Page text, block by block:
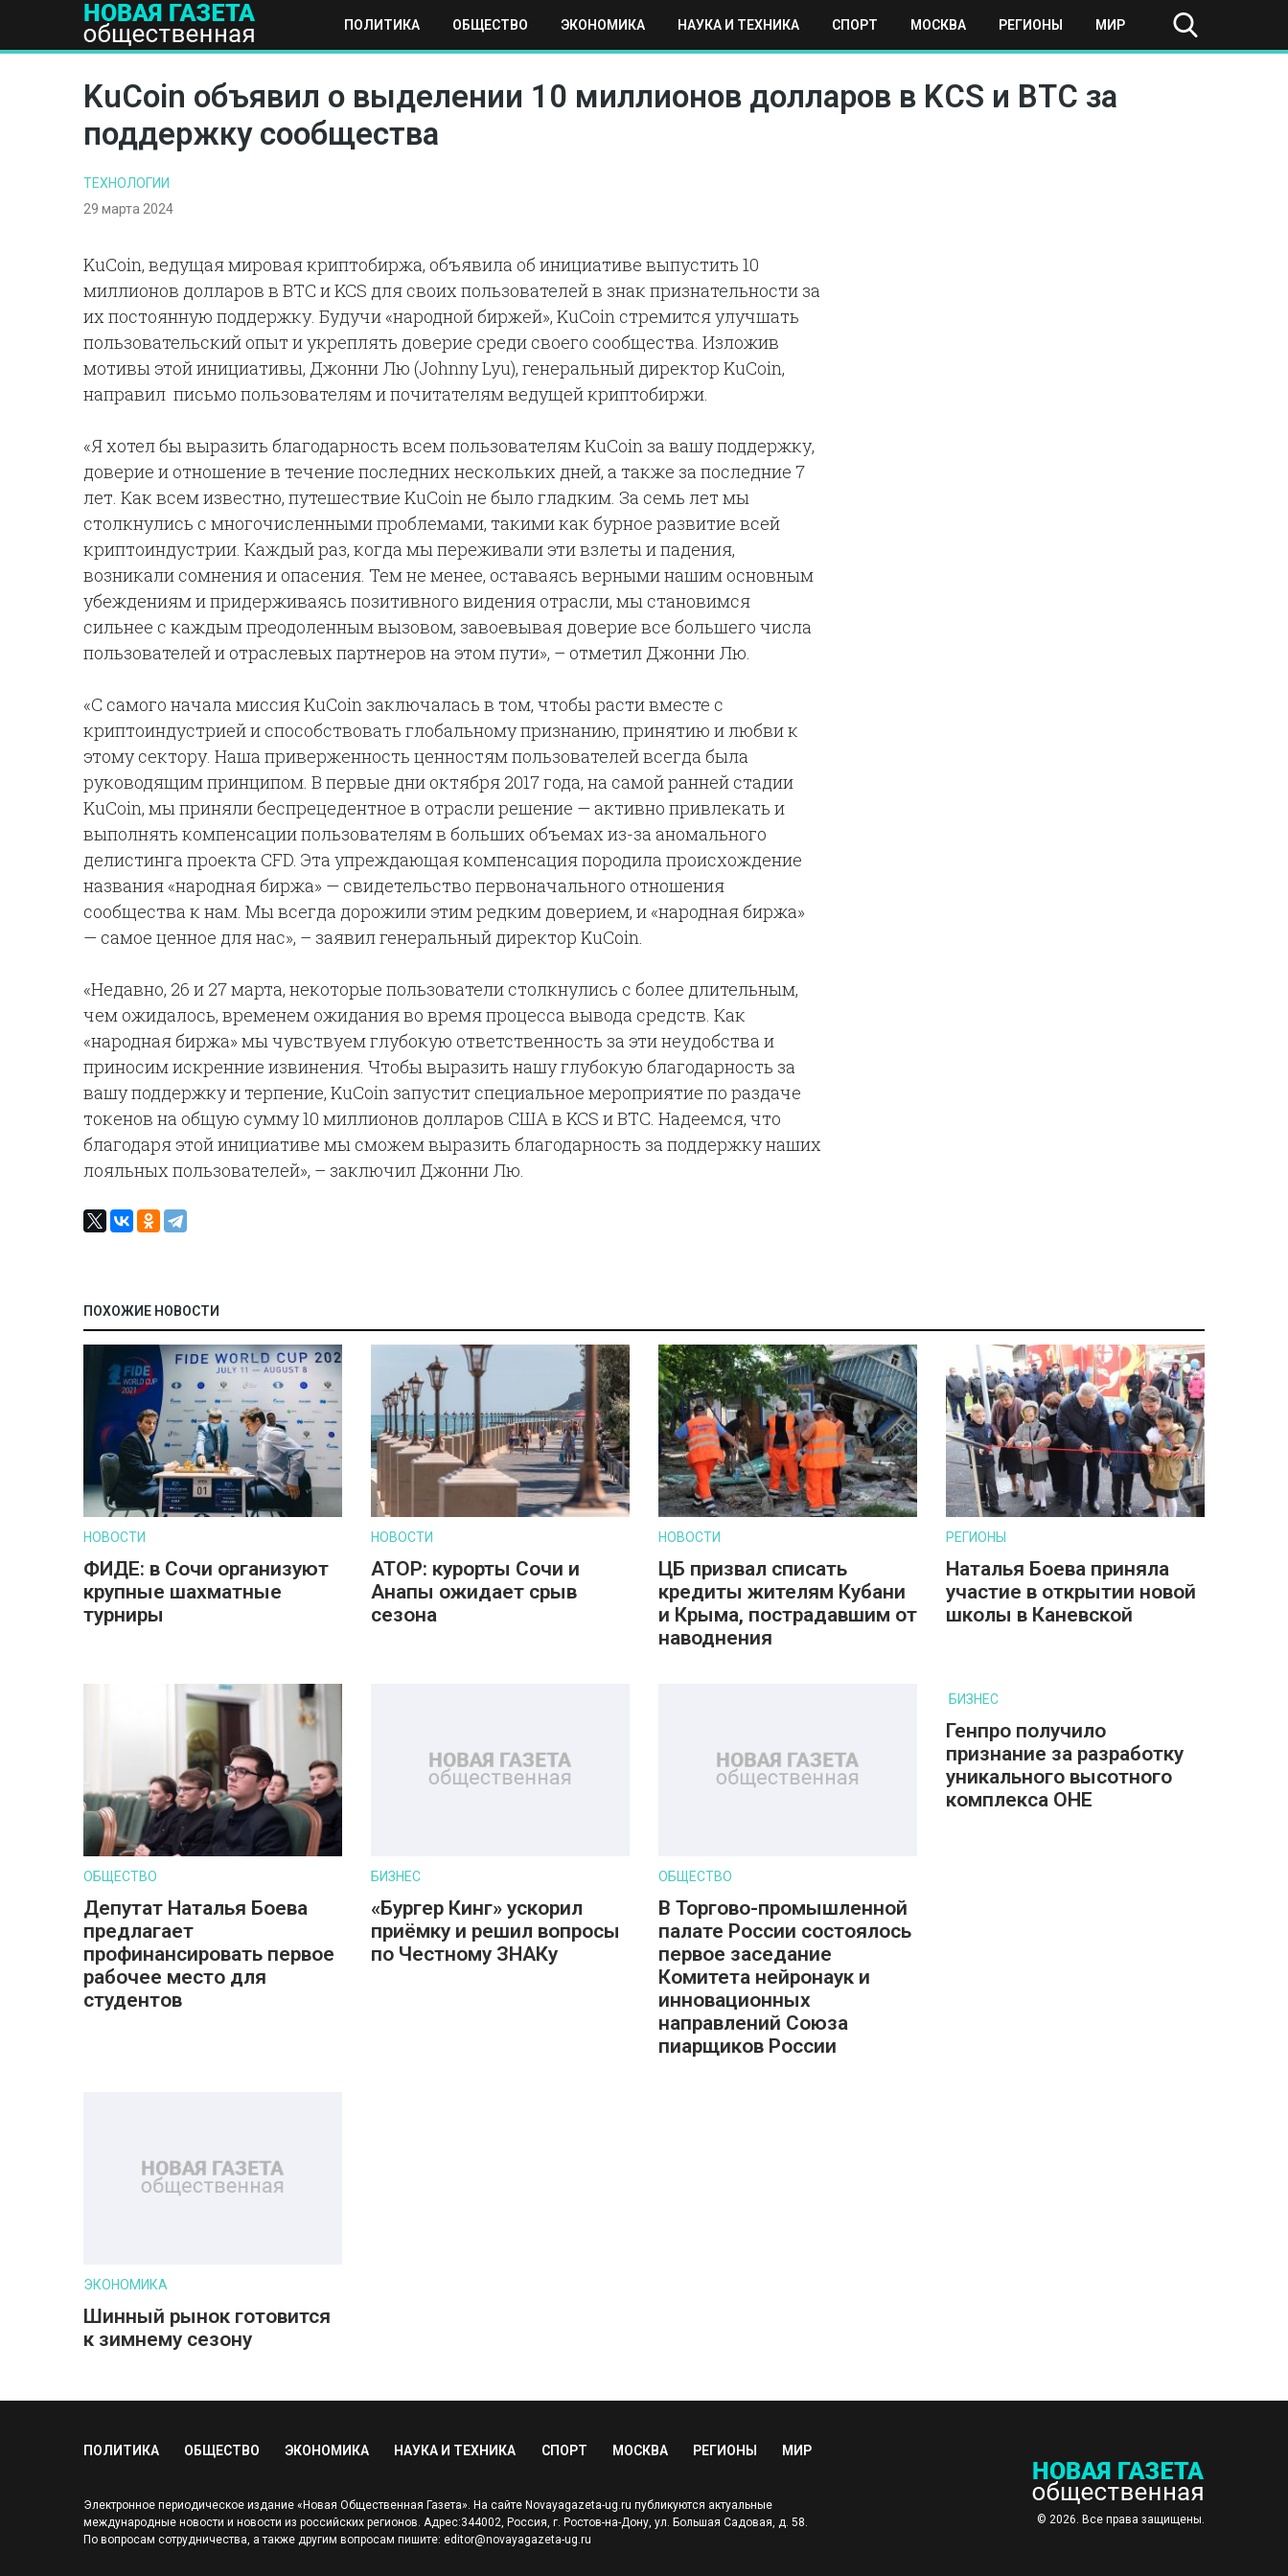
ПОЛИТИКА ОБЩЕСТВО ЭКОНОМИКА НАУКА И ТЕХНИКА СПОРТ МОСКВА РЕГИОНЫ МИР
ПОЛИТИКА ОБЩЕСТВО ЭКОНОМИКА НАУКА И ТЕХНИКА СПОРТ МОСКВА РЕГИОНЫ МИР
KuCoin объявил о выделении 10 миллионов долларов в KCS и BTC за
поддержку сообщества
ТЕХНОЛОГИИ
29 марта 2024
KuCoin, ведущая мировая криптобиржа, объявила об инициативе выпустить 10
миллионов долларов в BTC и KCS для своих пользователей в знак признательности за
их постоянную поддержку. Будучи «народной биржей», KuCoin стремится улучшать
пользовательский опыт и укреплять доверие среди своего сообщества. Изложив
мотивы этой инициативы, Джонни Лю (Johnny Lyu), генеральный директор KuCoin,
направил письмо пользователям и почитателям ведущей криптобиржи.
«Я хотел бы выразить благодарность всем пользователям KuCoin за вашу поддержку,
доверие и отношение в течение последних нескольких дней, а также за последние 7
лет. Как всем известно, путешествие KuCoin не было гладким. За семь лет мы
столкнулись с многочисленными проблемами, такими как бурное развитие всей
криптоиндустрии. Каждый раз, когда мы переживали эти взлеты и падения,
возникали сомнения и опасения. Тем не менее, оставаясь верными нашим основным
убеждениям и придерживаясь позитивного видения отрасли, мы становимся
сильнее с каждым преодоленным вызовом, завоевывая доверие все большего числа
пользователей и отраслевых партнеров на этом пути», – отметил Джонни Лю.
«С самого начала миссия KuCoin заключалась в том, чтобы расти вместе с
криптоиндустрией и способствовать глобальному признанию, принятию и любви к
этому сектору. Наша приверженность ценностям пользователей всегда была
руководящим принципом. В первые дни октября 2017 года, на самой ранней стадии
KuCoin, мы приняли беспрецедентное в отрасли решение — активно привлекать и
выполнять компенсации пользователям в больших объемах из-за аномального
делистинга проекта CFD. Эта упреждающая компенсация породила происхождение
названия «народная биржа» — свидетельство первоначального отношения
сообщества к нам. Мы всегда дорожили этим редким доверием, и «народная биржа»
— самое ценное для нас», – заявил генеральный директор KuCoin.
«Недавно, 26 и 27 марта, некоторые пользователи столкнулись с более длительным,
чем ожидалось, временем ожидания во время процесса вывода средств. Как
«народная биржа» мы чувствуем глубокую ответственность за эти неудобства и
приносим искренние извинения. Чтобы выразить нашу глубокую благодарность за
вашу поддержку и терпение, KuCoin запустит специальное мероприятие по раздаче
токенов на общую сумму 10 миллионов долларов США в KCS и BTC. Надеемся, что
благодаря этой инициативе мы сможем выразить благодарность за поддержку наших
лояльных пользователей», – заключил Джонни Лю.
ПОХОЖИЕ НОВОСТИ
НОВОСТИ
ФИДЕ: в Сочи организуют
крупные шахматные
турниры
НОВОСТИ
АТОР: курорты Сочи и
Анапы ожидает срыв
сезона
НОВОСТИ
ЦБ призвал списать
кредиты жителям Кубани
и Крыма, пострадавшим от
наводнения
РЕГИОНЫ
Наталья Боева приняла
участие в открытии новой
школы в Каневской
ОБЩЕСТВО
Депутат Наталья Боева
предлагает
профинансировать первое
рабочее место для
студентов
БИЗНЕС
«Бургер Кинг» ускорил
приёмку и решил вопросы
по Честному ЗНАКу
ОБЩЕСТВО
В Торгово-промышленной
палате России состоялось
первое заседание
Комитета нейронаук и
инновационных
направлений Союза
пиарщиков России
БИЗНЕС
Генпро получило
признание за разработку
уникального высотного
комплекса ОНЕ
ЭКОНОМИКА
Шинный рынок готовится
к зимнему сезону
ПОЛИТИКА ОБЩЕСТВО ЭКОНОМИКА НАУКА И ТЕХНИКА СПОРТ МОСКВА РЕГИОНЫ МИР
Электронное периодическое издание «Новая Общественная Газета». На сайте Novayagazeta-ug.ru публикуются актуальные
международные новости и новости из российских регионов. Адрес:344002, Россия, г. Ростов-на-Дону, ул. Большая Садовая, д. 58.
По вопросам сотрудничества, а также другим вопросам пишите: editor@novayagazeta-ug.ru
© 2026. Все права защищены.